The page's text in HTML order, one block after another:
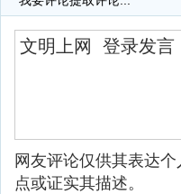
网友评论仅供其表达
点或证实其描述。